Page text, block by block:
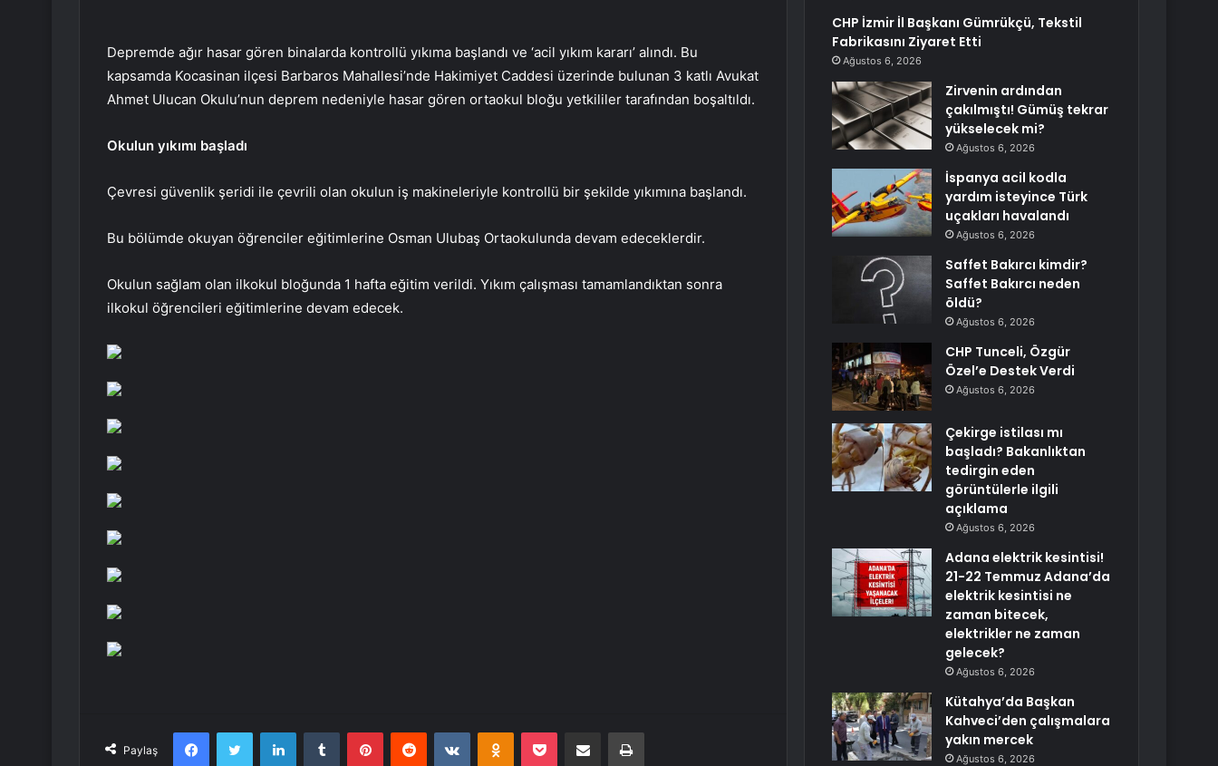
Depremde ağır hasar gören binalarda kontrollü yıkıma başlandı ve ‘acil yıkım kararı’ alındı. Bu
kapsamda Kocasinan ilçesi Barbaros Mahallesi’nde Hakimiyet Caddesi üzerinde bulunan 3 katlı Avukat
Ahmet Ulucan Okulu’nun deprem nedeniyle hasar gören ortaokul bloğu yetkililer tarafından boşaltıldı.
Okulun yıkımı başladı
Çevresi güvenlik şeridi ile çevrili olan okulun iş makineleriyle kontrollü bir şekilde yıkımına başlandı.
Bu bölümde okuyan öğrenciler eğitimlerine Osman Ulubaş Ortaokulunda devam edeceklerdir.
Okulun sağlam olan ilkokul bloğunda 1 hafta eğitim verildi. Yıkım çalışması tamamlandıktan sonra
ilkokul öğrencileri eğitimlerine devam edecek.
Paylaş
FacebookTwitter LinkedInTumblr PinterestReddit VKontakteOdnoklassniki
Pocket E-Posta ile paylaş Yazdır
CHP İzmir İl Başkanı Gümrükçü, Tekstil
Fabrikasını Ziyaret Etti
Ağustos 6, 2026
Zirvenin ardından
çakılmıştı! Gümüş tekrar
yükselecek mi?
Ağustos 6, 2026
İspanya acil kodla
yardım isteyince Türk
uçakları havalandı
Ağustos 6, 2026
Saffet Bakırcı kimdir?
Saffet Bakırcı neden
öldü?
Ağustos 6, 2026
CHP Tunceli, Özgür
Özel’e Destek Verdi
Ağustos 6, 2026
Çekirge istilası mı
başladı? Bakanlıktan
tedirgin eden
görüntülerle ilgili
açıklama
Ağustos 6, 2026
Adana elektrik kesintisi!
21-22 Temmuz Adana’da
elektrik kesintisi ne
zaman bitecek,
elektrikler ne zaman
gelecek?
Ağustos 6, 2026
Kütahya’da Başkan
Kahveci’den çalışmalara
yakın mercek
Ağustos 6, 2026